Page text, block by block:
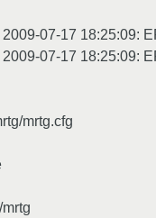
07-17 18:25:09:
07-17 18:25:09:
mrtg.cfg